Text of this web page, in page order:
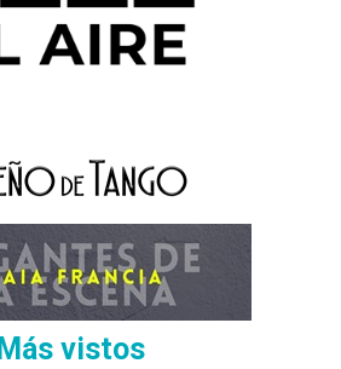
Más vistos